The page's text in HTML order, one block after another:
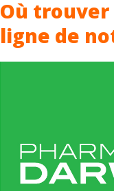
Où trouver
ligne de